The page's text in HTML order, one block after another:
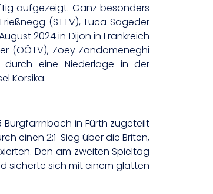
aufgezeigt. Ganz besonders
(STTV), Luca Sageder
2024 in Dijon in Frankreich
(OÖTV), Zoey Zandomeneghi
durch eine Niederlage in der
Korsika.
Burgfarrnbach in Fürth zugeteilt
einen 2:1-Sieg über die Briten,
Den am zweiten Spieltag
sicherte sich mit einem glatten